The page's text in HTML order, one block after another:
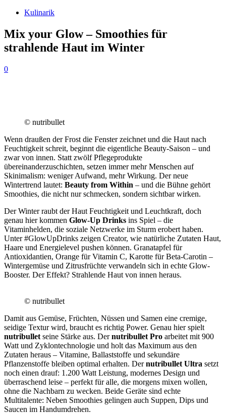
Kulinarik
Mix your Glow – Smoothies für
strahlende Haut im Winter
0
© nutribullet
Wenn draußen der Frost die Fenster zeichnet und die Haut nach
Feuchtigkeit schreit, beginnt die eigentliche Beauty-Saison – und
zwar von innen. Statt zwölf Pflegeprodukte
übereinanderzuschichten, setzen immer mehr Menschen auf
Skinimalism: weniger Aufwand, mehr Wirkung. Der neue
Wintertrend lautet: Beauty from Within – und die Bühne gehört
Smoothies, die nicht nur schmecken, sondern sichtbar wirken.
Der Winter raubt der Haut Feuchtigkeit und Leuchtkraft, doch
genau hier kommen Glow-Up Drinks ins Spiel – die
Vitaminhelden, die soziale Netzwerke im Sturm erobert haben.
Unter #GlowUpDrinks zeigen Creator, wie natürliche Zutaten Haut,
Haare und Energielevel pushen können. Granatapfel für
Antioxidantien, Orange für Vitamin C, Karotte für Beta-Carotin –
Wintergemüse und Zitrusfrüchte verwandeln sich in echte Glow-
Booster. Der Effekt? Strahlende Haut von innen heraus.
© nutribullet
Damit aus Gemüse, Früchten, Nüssen und Samen eine cremige,
seidige Textur wird, braucht es richtig Power. Genau hier spielt
nutribullet seine Stärke aus. Dernutribullet Pro arbeitet mit 900
Watt und Zyklontechnologie und holt das Maximum aus den
Zutaten heraus – Vitamine, Ballaststoffe und sekundäre
Pflanzenstoffe bleiben optimal erhalten. Dernutribullet Ultra setzt
noch einen drauf: 1.200 Watt Leistung, modernes Design und
überraschend leise – perfekt für alle, die morgens mixen wollen,
ohne die Nachbarn zu wecken. Beide Geräte sind echte
Multitalente: Neben Smoothies gelingen auch Suppen, Dips und
Saucen im Handumdrehen.